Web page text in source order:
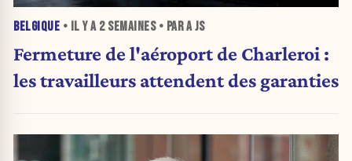
BELGIQUE • IL Y A 2 SEMAINES• PAR A JS
Fermeture de l'aéroport de Charleroi :
les travailleurs attendent des garanties